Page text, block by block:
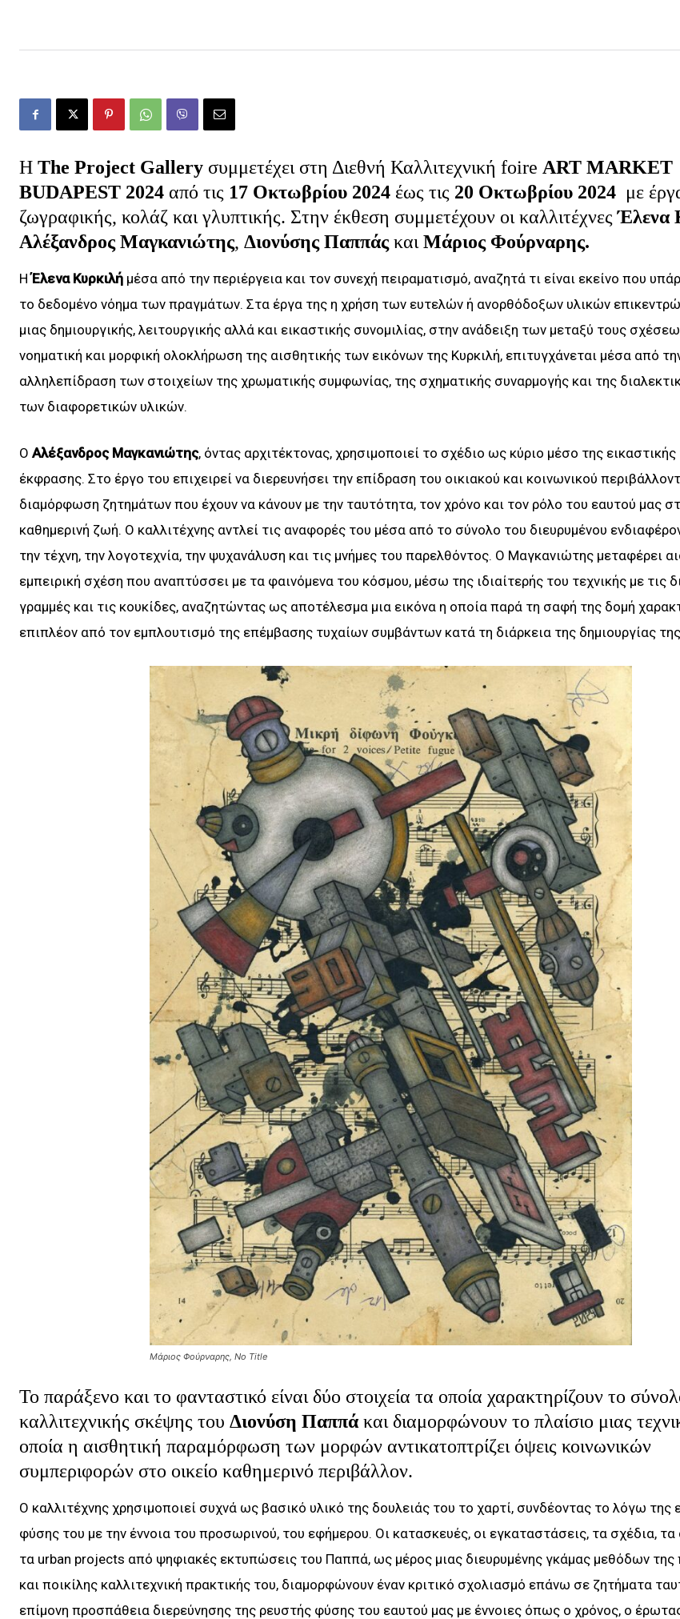
Η The Project Gallery συμμετέχει στη Διεθνή Καλλιτεχνική foire ART MARKET
BUDAPEST 2024 από τις 17 Οκτωβρίου 2024 έως τις 20 Οκτωβρίου 2024 με
ζωγραφικής, κολάζ και γλυπτικής. Στην έκθεση συμμετέχουν οι καλλιτέχνεςΈλενα
Αλέξανδρος Μαγκανιώτης, Διονύσης Παππάς καιΜάριος Φούρναρης.
ΗΈλενα Κυρκιλή μέσα από την περιέργεια και τον συνεχή πειραματισμό, αναζητά τι είναι εκείνο που
το δεδομένο νόημα των πραγμάτων. Στα έργα της η χρήση των ευτελών ή ανορθόδοξων υλικών
μιας δημιουργικής, λειτουργικής αλλά και εικαστικής συνομιλίας, στην ανάδειξη των μεταξύ τους
νοηματική και μορφική ολοκλήρωση της αισθητικής των εικόνων της Κυρκιλή, επιτυγχάνεται μέσα από
αλληλεπίδραση των στοιχείων της χρωματικής συμφωνίας, της σχηματικής συναρμογής και της
των διαφορετικών υλικών.
Ο Αλέξανδρος Μαγκανιώτης, όντας αρχιτέκτονας, χρησιμοποιεί το σχέδιο ως κύριο μέσο της εικαστικής
έκφρασης. Στο έργο του επιχειρεί να διερευνήσει την επίδραση του οικιακού και κοινωνικού
διαμόρφωση ζητημάτων που έχουν να κάνουν με την ταυτότητα, τον χρόνο και τον ρόλο του εαυτού μας
καθημερινή ζωή. Ο καλλιτέχνης αντλεί τις αναφορές του μέσα από το σύνολο του διευρυμένου
την τέχνη, την λογοτεχνία, την ψυχανάλυση και τις μνήμες του παρελθόντος. Ο Μαγκανιώτης μεταφέρει
εμπειρική σχέση που αναπτύσσει με τα φαινόμενα του κόσμου, μέσω της ιδιαίτερής του τεχνικής με τις
γραμμές και τις κουκίδες, αναζητώντας ως αποτέλεσμα μια εικόνα η οποία παρά τη σαφή της δομή
επιπλέον από τον εμπλουτισμό της επέμβασης τυχαίων συμβάντων κατά τη διάρκεια της δημιουργίας
Μάριος Φούρναρης, No Title
Το παράξενο και το φανταστικό είναι δύο στοιχεία τα οποία χαρακτηρίζουν το
καλλιτεχνικής σκέψης του Διονύση Παππάκαι διαμορφώνουν το πλαίσιο μιας
οποία η αισθητική παραμόρφωση των μορφών αντικατοπτρίζει όψεις κοινωνικών
συμπεριφορών στο οικείο καθημερινό περιβάλλον.
Ο καλλιτέχνης χρησιμοποιεί συχνά ως βασικό υλικό της δουλειάς του το χαρτί, συνδέοντας το λόγω της
φύσης του με την έννοια του προσωρινού, του εφήμερου. Οι κατασκευές, οι εγκαταστάσεις, τα σχέδια, τα
τα urban projects από ψηφιακές εκτυπώσεις του Παππά, ως μέρος μιας διευρυμένης γκάμας μεθόδων της
και ποικίλης καλλιτεχνική πρακτικής του, διαμορφώνουν έναν κριτικό σχολιασμό επάνω σε ζητήματα
επίμονη προσπάθεια διερεύνησης της ρευστής φύσης του εαυτού μας με έννοιες όπως ο χρόνος, ο